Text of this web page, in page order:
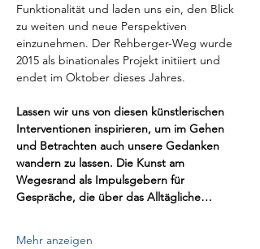
Funktionalität und laden uns ein, den Blick
zu weiten und neue Perspektiven
einzunehmen. Der Rehberger-Weg wurde
2015 als binationales Projekt initiiert und
endet im Oktober dieses Jahres.
Lassen wir uns von diesen künstlerischen
Interventionen inspirieren, um im Gehen
und Betrachten auch unsere Gedanken
wandern zu lassen. Die Kunst am
Wegesrand als Impulsgebern für
Gespräche, die über das Alltägliche…
Mehr anzeigen